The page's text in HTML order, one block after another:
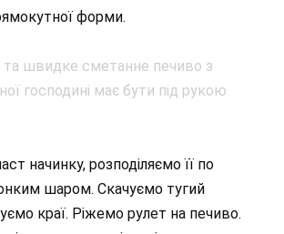
форми.
начинку, розподіляємо її по
шаром. Скачуємо тугий
краї. Ріжемо рулет на печиво.